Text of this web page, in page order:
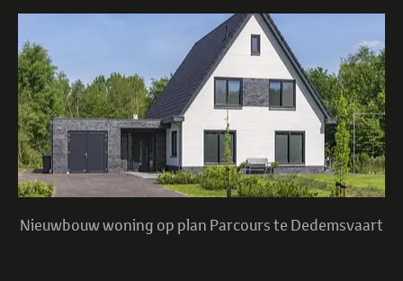
Nieuwbouw woning op plan Parcours te Dedemsvaart